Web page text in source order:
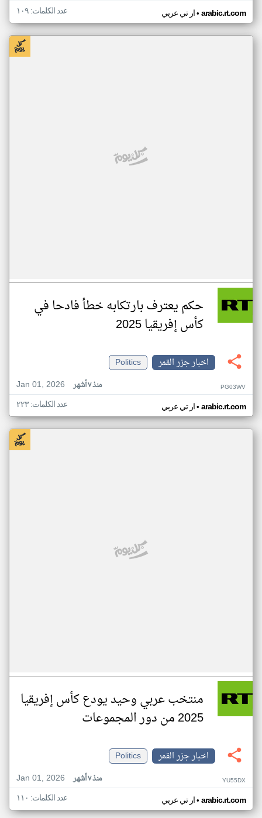
ار تي عربي• arabic.rt.com عدد الكلمات: ١٠٩
حكم يعترف بارتكابه خطأ فادحا في
كأس إفريقيا 2025
اخبار جزر القمر
Politics
Jan 01, 2026
منذ ٧ أشهر PG03WV
ار تي عربي• arabic.rt.com عدد الكلمات: ٢٢٣
منتخب عربي وحيد يودع كأس إفريقيا
2025 من دور المجموعات
اخبار جزر القمر
Politics
Jan 01, 2026
منذ ٧ أشهر YU55DX
ار تي عربي• arabic.rt.com عدد الكلمات: ١١٠